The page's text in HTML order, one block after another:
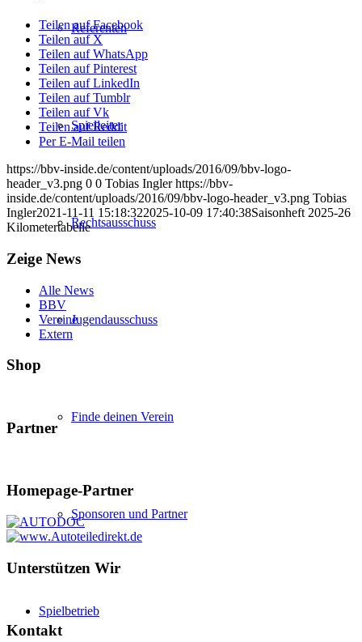
Referenten
Spielleiter
Rechtsausschuss
Jugendausschuss
Finde deinen Verein
Sponsoren und Partner
Spielbetrieb
Teilen auf Facebook
Teilen auf X
Teilen auf WhatsApp
Teilen auf Pinterest
Teilen auf LinkedIn
Teilen auf Tumblr
Teilen auf Vk
Teilen auf Reddit
Per E-Mail teilen
https://bbv-inside.de/content/uploads/2016/09/bbv-logo-
header_v3.png 0 0 Tobias Ingler https://bbv-
inside.de/content/uploads/2016/09/bbv-logo-header_v3.png Tobias
Ingler2021-11-11 15:18:322025-10-09 17:40:38Saisonheft 2025-26
Kilometertabelle
Zeige News
Alle News
BBV
Vereine
Extern
Shop
Partner
Homepage-Partner
Unterstützen Wir
Kontakt